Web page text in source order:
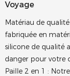
Voyage
Matériau de
fabriquée en
silicone de qualité
danger pour votre
Paille 2 en 1 :